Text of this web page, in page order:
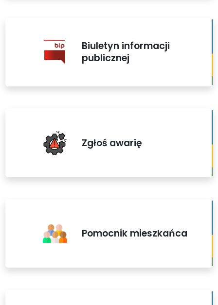
Biuletyn informacji
publicznej
Zgłoś awarię
Pomocnik mieszkańca